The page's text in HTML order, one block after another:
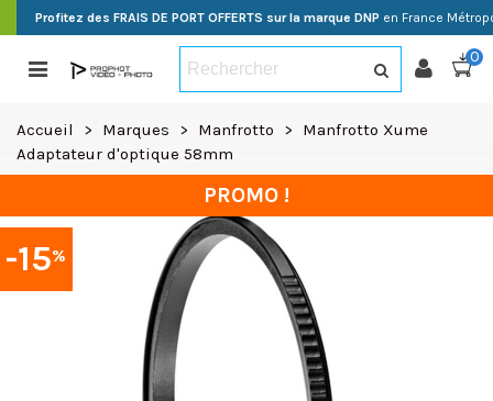
Profitez des FRAIS DE PORT OFFERTS sur la marque DNP en France
0
Accueil > Marques > Manfrotto >
Manfrotto Xume
Adaptateur d'optique 58mm
-15%
PROMO !